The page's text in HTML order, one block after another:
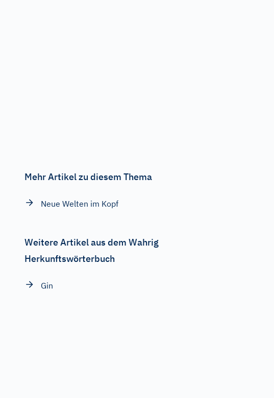
Mehr Artikel zu diesem Thema
Neue Welten im Kopf
Weitere Artikel aus dem Wahrig
Herkunftswörterbuch
Gin